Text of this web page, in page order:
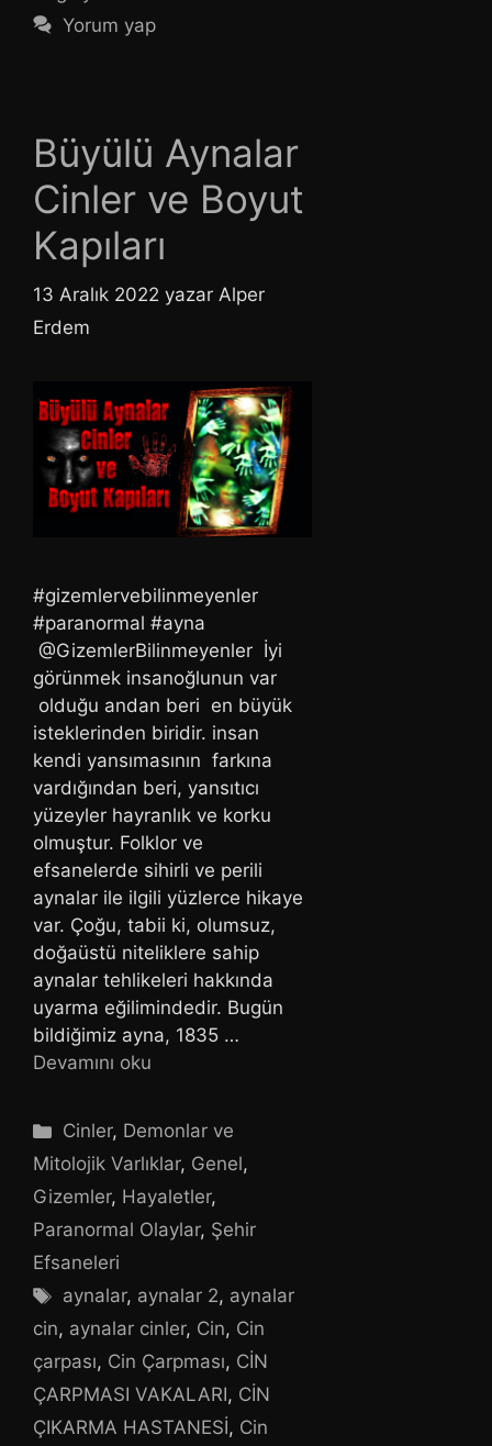
Yorum yap
Büyülü Aynalar
Cinler ve Boyut
Kapıları
13 Aralık 2022 yazar Alper
Erdem
#gizemlervebilinmeyenler
#paranormal #ayna
@GizemlerBilinmeyenler İyi
görünmek insanoğlunun var
olduğu andan beri en büyük
isteklerinden biridir. insan
kendi yansımasının farkına
vardığından beri, yansıtıcı
yüzeyler hayranlık ve korku
olmuştur. Folklor ve
efsanelerde sihirli ve perili
aynalar ile ilgili yüzlerce hikaye
var. Çoğu, tabii ki, olumsuz,
doğaüstü niteliklere sahip
aynalar tehlikeleri hakkında
uyarma eğilimindedir. Bugün
bildiğimiz ayna, 1835 …
Devamını oku
Kategoriler
Cinler, Demonlar ve
Mitolojik Varlıklar, Genel,
Gizemler, Hayaletler,
Paranormal Olaylar, Şehir
Efsaneleri
Etiketler
aynalar, aynalar 2, aynalar
cin, aynalar cinler, Cin, Cin
çarpası, Cin Çarpması, CİN
ÇARPMASI VAKALARI, CİN
ÇIKARMA HASTANESİ, Cin